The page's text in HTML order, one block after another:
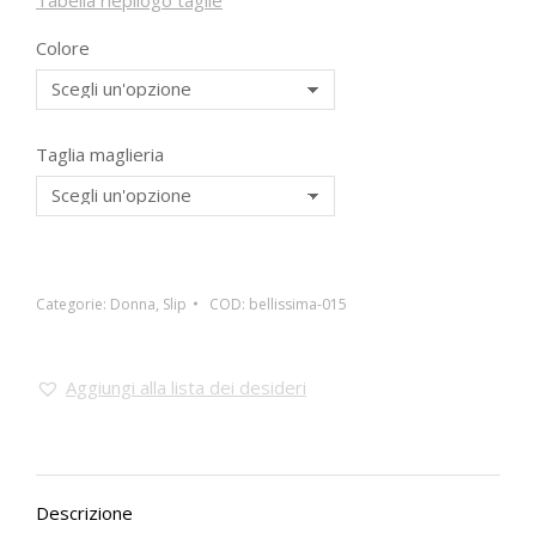
Colore
Taglia maglieria
Categorie: Donna, Slip COD: bellissima-015
Aggiungi alla lista dei desideri
Descrizione